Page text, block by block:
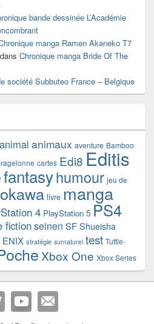
bande dessinée L’Académie
manga Ramen Akaneko T7
Chronique manga Bride Of The
société Subbuteo France – Belgique
animal animaux aventure Bamboo
cartes Edi8 Editis
fantasyhumour jeu de
livre manga
4 PlayStation 5 PS4
fictionseinen SF Shueisha
ENIX stratégie surnaturel test Tuttle-
Xbox One Xbox Series